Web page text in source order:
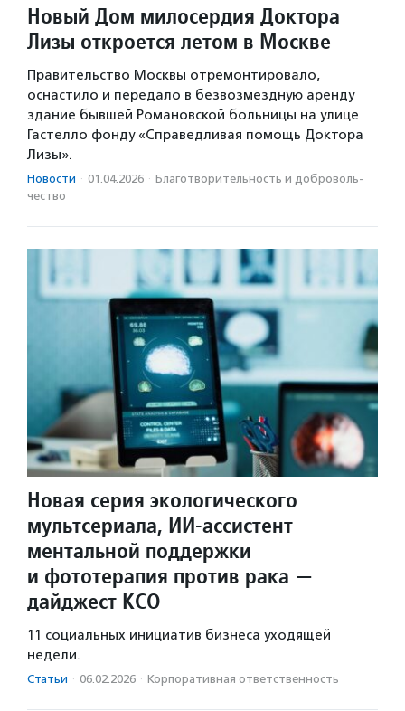
Новый Дом милосердия Доктора
Лизы откроется летом в Москве
Правительство Москвы отремонтировало,
оснастило и передало в безвозмездную аренду
здание бывшей Романовской больницы на улице
Гастелло фонду «Справедливая помощь Доктора
Лизы».
Новости · 01.04.2026 · Благотвори­тель­ность и доброволь­
чест­во
Новая серия экологического
мультсериала, ИИ-ассистент
ментальной поддержки
и фототерапия против рака —
дайджест КСО
11 социальных инициатив бизнеса уходящей
недели.
Статьи · 06.02.2026 · Корпоративная ответственность